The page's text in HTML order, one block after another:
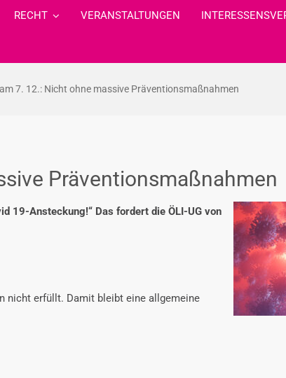
RECHT VERANSTALTUNGEN
7. 12.: Nicht ohne massive Präventionsmaßnahmen
Präventionsmaßnahmen
19-Ansteckung!“ Das fordert die ÖLI-UG von
nicht erfüllt. Damit bleibt eine allgemeine